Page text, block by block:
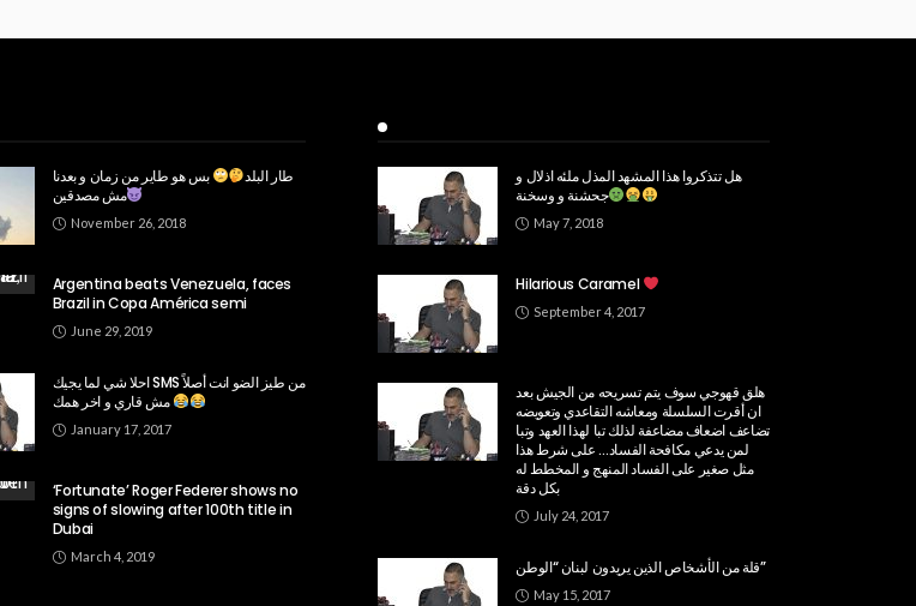
طار البلد
بس هو طاير من زمان و بعدنا
مش مصدقين
November 26, 2018
Argentina beats Venezuela, faces
Brazil in Copa América semi
June 29, 2019
احلا شي لما يجيك SMS من طيز الضو انت أصلاً
مش قاري و اخر همك
January 17, 2017
‘Fortunate’ Roger Federer shows no
signs of slowing after 100th title in
Dubai
March 4, 2019
هل تتذكروا هذا المشهد المذل ملئه اذلال و
جحشنة و وسخنة
May 7, 2018
Hilarious Caramel
September 4, 2017
هلق قهوجي سوف يتم تسريحه من الجيش بعد
ان أقرت السلسلة ومعاشه التقاعدي وتعويضه
تضاعف اضعاف مضاعفة لذلك تبا لهذا العهد ‏وتبا
لمن يدعي مكافحة الفساد… على شرط هذا
مثل صغير على الفساد المنهج و المخطط له
بكل دقة
July 24, 2017
قلة من الأشخاص الذين يريدون لبنان “الوطن”
May 15, 2017